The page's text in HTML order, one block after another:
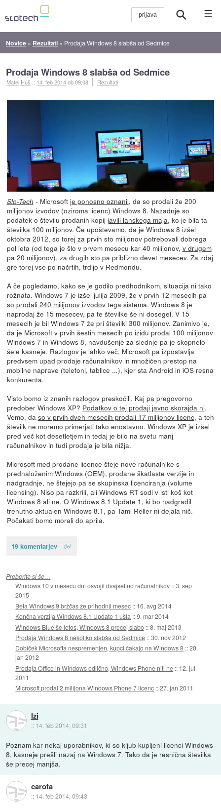
☰
Novice » Rezultati » Prodaja Windows 8 slabša od Sedmice
Prodaja Windows 8 slabša od Sedmice
Matej Huš :: 14. feb 2014ob 09:08 Rezultati
Slo-Tech - Microsoft je ponosno oznanil, da so prodali že 200
milijonov izvodov (oziroma licenc) Windows 8. Nazadnje so
podatek o številu prodanih kopij javili lanskega maja, ko je bila ta
številka 100 milijonov. Če upoštevamo, da je Windows 8 izšel
oktobra 2012, so torej za prvih sto milijonov potrebovali dobrega
pol leta (od tega je šlo v prvem mesecu kar 40 milijonov, v drugem
pa 20 milijonov), za drugih sto pa približno devet mesecev. Za zdaj
gre torej vse po načrtih, trdijo v Redmondu.
A če pogledamo, kako se je godilo predhodnikom, situacija ni tako
rožnata. Windows 7 je izšel julija 2009, že v prvih 12 mesecih pa
so prodali 240 milijonov izvodovtega sistema. Windows 8 je
naprodaj že 15 mesecev, pa te številke še ni dosegel. V 15
mesecih je bil Windows 7 že pri številki 300 milijonov. Zanimivo je,
da je Microsoft v prvih šestih mesecih po izidu prodal 100 milijonov
Windows 7 in Windows 8, navdušenje za slednje pa je skopnelo
šele kasneje. Razlogov je lahko več, Microsoft pa izpostavlja
predvsem upad prodaje računalnikov in množičen prestop na
mobilne naprave (telefoni, tablice ...), kjer sta Android in iOS resna
konkurenta.
Visto bomo iz znanih razlogov preskočili. Kaj pa pregovorno
predober Windows XP? Podatkov o tej prodaji javno skorajda ni.
Vemo, da so v prvih dveh mesecih prodali 17 milijonov licenc, a teh
številk ne moremo primerjati tako enostavno. Windows XP je izšel
pred več kot desetletjem in tedaj je bilo na svetu manj
računalnikov in tudi prodaja je bila nižja.
Microsoft med prodane licence šteje nove računalnike s
prednaloženim Windows (OEM), prodane škatlaste verzije in
nadgradnje, ne štejejo pa se skupinska licenciranja (volume
licensing). Niso pa razkrili, ali Windows RT sodi v isti koš kot
Windows 8 ali ne. O Windows 8.1 Update 1, ki bo nadgradil
trenutno aktualen Windows 8.1, pa Tami Reller ni dejala nič.
Počakati bomo morali do aprila.
19 komentarjev
Preberite si še…
Windows 10 v mesecu dni osvojil dvajsetino računalnikov ::3. sep
2015
Beta Windows 9 bržčas že prihodnji mesec :: 16. avg 2014
Končna verzija Windows 8.1 Update 1 ušla ::9. mar 2014
Windows Blue še letos, Windows 8 precej slabo ::8. maj 2013
Prodaja Windows 8 nekoliko slabša od Sedmice ::30. nov 2012
Dobiček Microsofta nespremenjen, kupci čakajo na Windows 8 ::20.
jan 2012
Prodaja Office in Windows odlično, Windows Phone niti ne :: 12. jul
2011
Microsoft prodal 2 milijona Windows Phone 7 licenc ::27. jan 2011
Izi
:: 14. feb 2014, 09:31
Poznam kar nekaj uporabnikov, ki so kljub kupljeni licenci Windows
8, kasneje prešli nazaj na Windows 7. Tako da je resnična številka
še precej manjša.
carota
:: 14. feb 2014, 09:43